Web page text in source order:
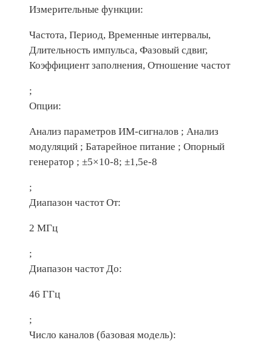
Измерительные функции:
Частота, Период, Временные интервалы,
Длительность импульса, Фазовый сдвиг,
Коэффициент заполнения, Отношение частот
;
Опции:
Анализ параметров ИМ-сигналов ; Анализ
модуляций ; Батарейное питание ; Опорный
генератор ; ±5×10-8; ±1,5e-8
;
Диапазон частот От:
2 МГц
;
Диапазон частот До:
46 ГГц
;
Число каналов (базовая модель):